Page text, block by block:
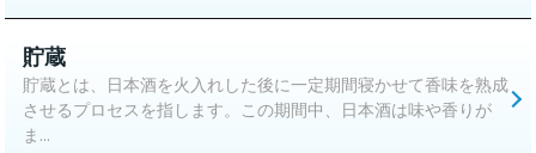
貯蔵
貯蔵とは、日本酒を火入れした後に一定期間寝かせて香味を熟成
させるプロセスを指します。この期間中、日本酒は味や香りが
ま...